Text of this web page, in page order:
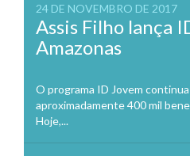
24 DE NOVEMBRO DE 2017
Assis Filho lança
Amazonas
O programa ID Jovem
aproximadamente 400 mil
Hoje,...